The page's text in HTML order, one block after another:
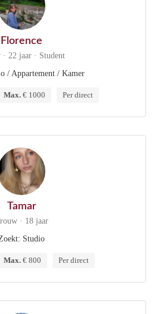
Florence
22 jaar · Student
/ Appartement / Kamer
Max. € 1000 Per direct
Tamar
· 18 jaar
Studio
Max. € 800 Per direct